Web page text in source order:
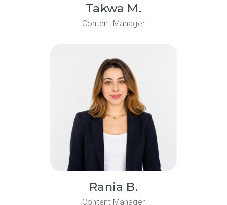
Takwa M.
Content Manager
Rania B.
Content Manager